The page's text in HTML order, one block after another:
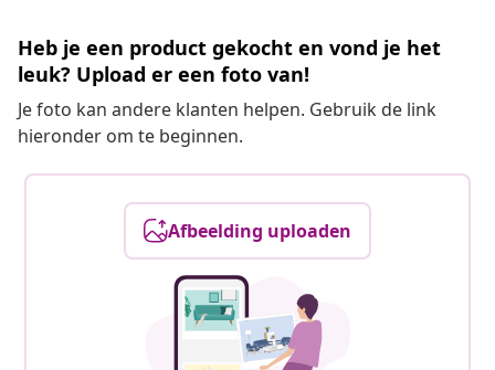
Heb je een product gekocht en vond je het
leuk? Upload er een foto van!
Je foto kan andere klanten helpen. Gebruik de link
hieronder om te beginnen.
Afbeelding uploaden